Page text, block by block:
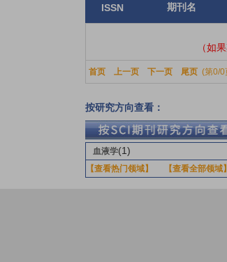
ISSN 期刊名
（如
首页 上一页 下一页 尾页 (第0/0
按研究方向查看：
血液学(1)
【查看热门领域】 【查看全部领域】